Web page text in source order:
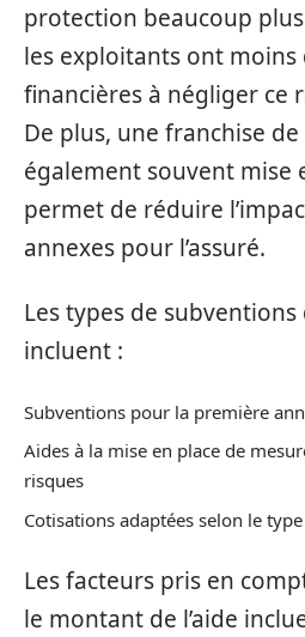
protection beaucoup plus
les exploitants ont moins
financières à négliger ce
De plus, une franchise de
également souvent mise
permet de réduire
annexes pour l’assuré.
Les types de
incluent :
Subventions pour la première
Aides à la mise en place de
risques
Cotisations adaptées selon le
Les facteurs pris en
le montant de l’aide